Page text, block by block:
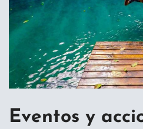
Eventos y